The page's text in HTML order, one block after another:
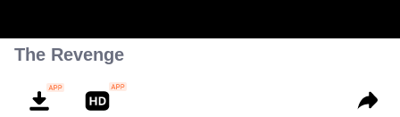
The Revenge